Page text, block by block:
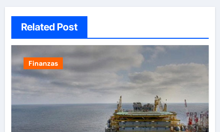
Related Post
Finanzas